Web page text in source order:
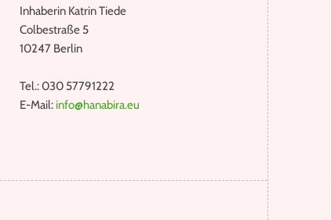
Inhaberin Katrin Tiede
Colbestraße 5
10247 Berlin
Tel.: 030 57791222
E-Mail: info@hanabira.eu